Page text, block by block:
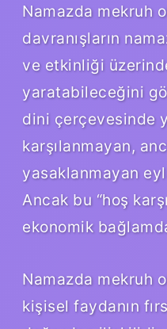
Namazda mekruh
davranışların
ve etkinliği
yaratabileceğini
dini çerçevesinde
karşılanmayan,
yasaklanmayan
Ancak bu “hoş
ekonomik
Namazda mekruh
kişisel faydanın